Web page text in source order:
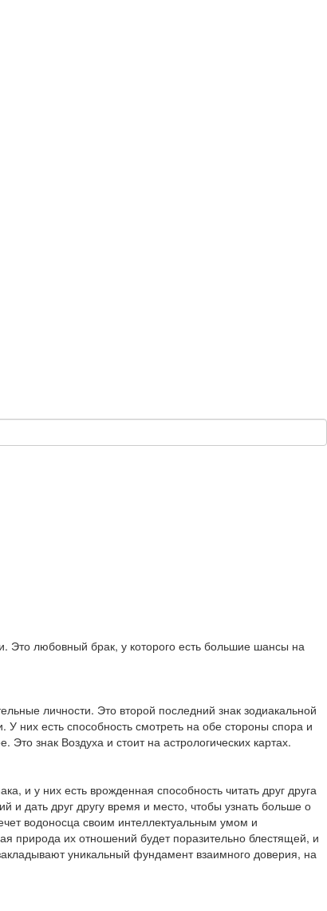
Это любовный брак, у которого есть большие шансы на
личности. Это второй последний знак зодиакальной
них есть способность смотреть на обе стороны спора и
знак Воздуха и стоит на астрологических картах.
и у них есть врожденная способность читать друг друга
и дать друг другу время и место, чтобы узнать больше о
водоносца своим интеллектуальным умом и
природа их отношений будет поразительно блестящей, и
уникальный фундамент взаимного доверия, на